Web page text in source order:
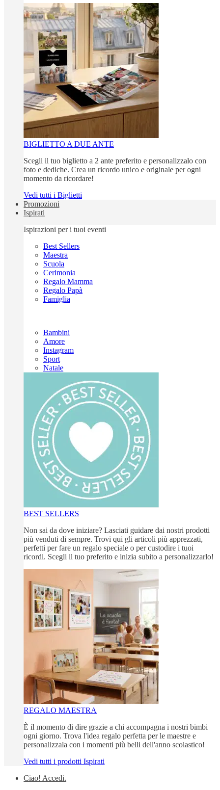
BIGLIETTO A DUE ANTE
Scegli il tuo biglietto a 2 ante preferito e personalizzalo con
foto e dediche. Crea un ricordo unico e originale per ogni
momento da ricordare!
Vedi tutti i Biglietti
Promozioni
Ispirati
Ispirazioni per i tuoi eventi
Best Sellers
Maestra
Scuola
Cerimonia
Regalo Mamma
Regalo Papà
Famiglia
Bambini
Amore
Instagram
Sport
Natale
BEST SELLERS
Non sai da dove iniziare? Lasciati guidare dai nostri prodotti
più venduti di sempre. Trovi qui gli articoli più apprezzati,
perfetti per fare un regalo speciale o per custodire i tuoi
ricordi. Scegli il tuo preferito e inizia subito a personalizzarlo!
REGALO MAESTRA
È il momento di dire grazie a chi accompagna i nostri bimbi
ogni giorno. Trova l'idea regalo perfetta per le maestre e
personalizzala con i momenti più belli dell'anno scolastico!
Vedi tutti i prodotti Ispirati
Ciao! Accedi.